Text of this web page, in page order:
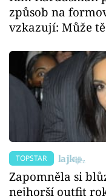
způsob na
vzkazují: Může
TOPSTAR
Zapomněla si
nejhorší outfit